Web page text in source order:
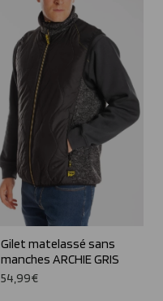
Gilet matelassé sans
manches ARCHIE GRIS
54,99€